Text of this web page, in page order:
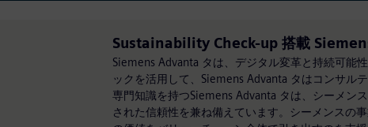
Sustainability Check-up 搭載
Siemens Advanta タは、デジタル変革と持続可能
ックを活用して、Siemens Advanta タはコンサル
専門知識を持つSiemens Advanta タは、シーメン
された信頼性を兼ね備えています。シーメンスの